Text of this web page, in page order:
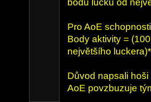
bodů lucku od
Pro AoE
Body aktivity =
největšího
Důvod napsali
AoE povzbuzuje